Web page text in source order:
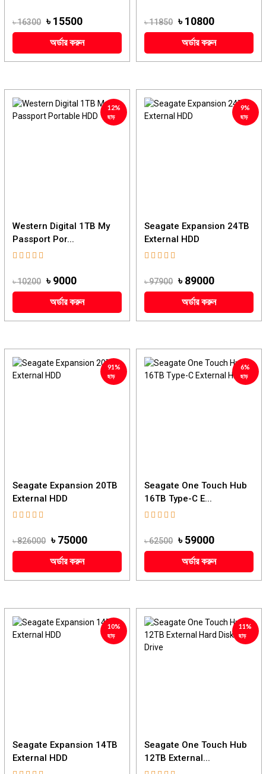
৳ 16300 ৳ 15500
অর্ডার করুন
৳ 11850 ৳ 10800
অর্ডার করুন
12%
ছাড়
Western Digital 1TB My
Passport Por...
৳ 10200 ৳ 9000
অর্ডার করুন
9%
ছাড়
Seagate Expansion 24TB
External HDD
৳ 97900 ৳ 89000
অর্ডার করুন
91%
ছাড়
Seagate Expansion 20TB
External HDD
৳ 826000 ৳ 75000
অর্ডার করুন
6%
ছাড়
Seagate One Touch Hub
16TB Type-C E...
৳ 62500 ৳ 59000
অর্ডার করুন
10%
ছাড়
Seagate Expansion 14TB
External HDD
11%
ছাড়
Seagate One Touch Hub
12TB External...